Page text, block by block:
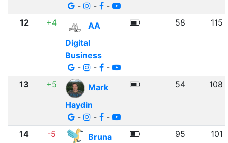
-
- -
12 +4
AA
Digital
Business
-
- -
58 115
13 +5
Mark
Haydin
-
- -
54 108
14 -5
Bruna
95 101